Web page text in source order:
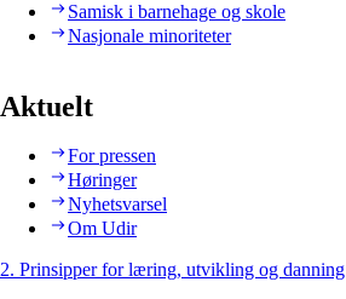
Samisk i barnehage og skole
Nasjonale minoriteter
Aktuelt
For pressen
Høringer
Nyhetsvarsel
Om Udir
2. Prinsipper for læring, utvikling og danning